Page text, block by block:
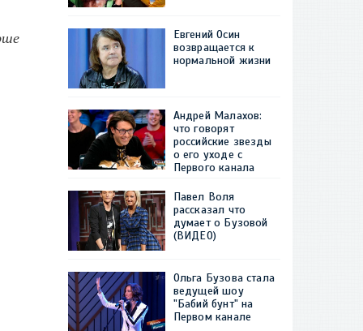
Евгений Осин
возвращается к
нормальной жизни
Андрей Малахов:
что говорят
российские звезды
о его уходе с
Первого канала
Павел Воля
рассказал что
думает о Бузовой
(ВИДЕО)
Ольга Бузова стала
ведущей шоу
"Бабий бунт" на
Первом канале